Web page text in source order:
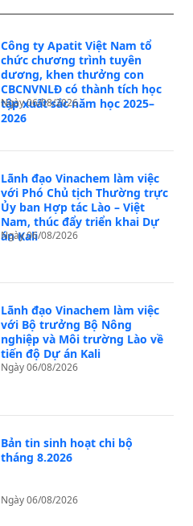
Công ty Apatit Việt Nam tổ
chức chương trình tuyên
dương, khen thưởng con
CBCNVNLĐ có thành tích học
tập xuất sắc năm học 2025–
2026
Ngày 06/08/2026
Lãnh đạo Vinachem làm việc
với Phó Chủ tịch Thường trực
Ủy ban Hợp tác Lào – Việt
Nam, thúc đẩy triển khai Dự
án Kali
Ngày 06/08/2026
Lãnh đạo Vinachem làm việc
với Bộ trưởng Bộ Nông
nghiệp và Môi trường Lào về
tiến độ Dự án Kali
Ngày 06/08/2026
Bản tin sinh hoạt chi bộ
tháng 8.2026
Ngày 06/08/2026